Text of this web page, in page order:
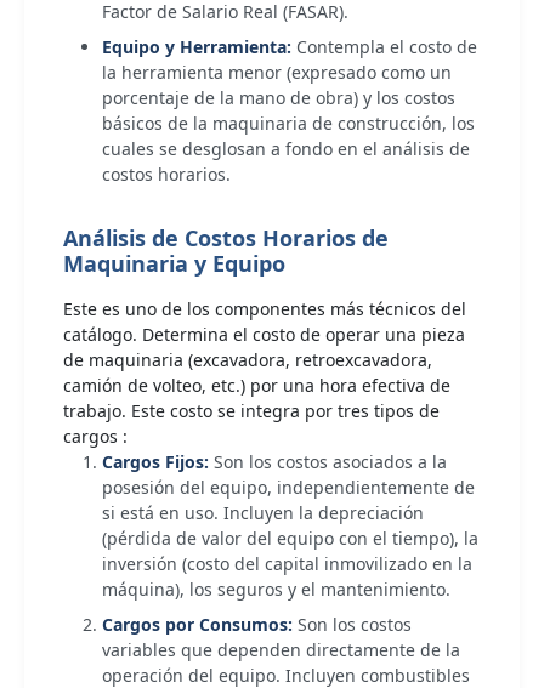
Factor de Salario Real (FASAR).
Equipo y Herramienta: Contempla el costo de
la herramienta menor (expresado como un
porcentaje de la mano de obra) y los costos
básicos de la maquinaria de construcción, los
cuales se desglosan a fondo en el análisis de
costos horarios.
Análisis de Costos Horarios de
Maquinaria y Equipo
Este es uno de los componentes más técnicos del
catálogo. Determina el costo de operar una pieza
de maquinaria (excavadora, retroexcavadora,
camión de volteo, etc.) por una hora efectiva de
trabajo. Este costo se integra por tres tipos de
cargos :
Cargos Fijos: Son los costos asociados a la
posesión del equipo, independientemente de
si está en uso. Incluyen la depreciación
(pérdida de valor del equipo con el tiempo), la
inversión (costo del capital inmovilizado en la
máquina), los seguros y el mantenimiento.
Cargos por Consumos: Son los costos
variables que dependen directamente de la
operación del equipo. Incluyen combustibles